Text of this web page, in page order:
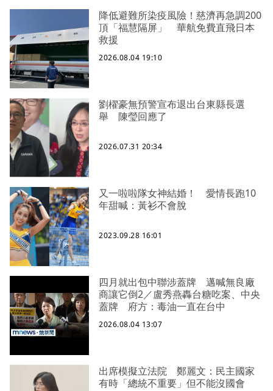
降低避難所染疫風險！慈濟再急調200
頂「福慧隔屏」 華航免費直飛日本
救援
2026.08.04 19:10
劉櫂豪無預警宣布退出台東縣長選
舉 陳瑩回應了
2026.07.31 20:34
又一啦啦隊女神結婚！ 愛情長跑10
年甜喊：黃衫不會脫
2023.09.28 16:01
四月就出包中聯涉蓋牌 邁喊無良廠
商讓它倒2／盧秀燕轟台糖吃案、中央
蓋牌 府方：毒油一直在台中
2026.08.04 13:07
出席模擬立法院 鄭麗文：民主國家
有時「總統不重要」但不能沒國會